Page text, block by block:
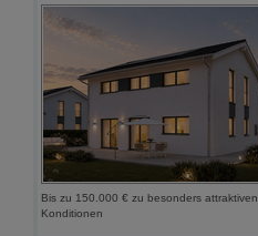
Bis zu 150.000 € zu besonders attraktiven
Konditionen